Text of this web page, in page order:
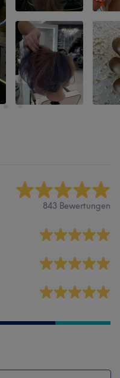
843 Bewertungen